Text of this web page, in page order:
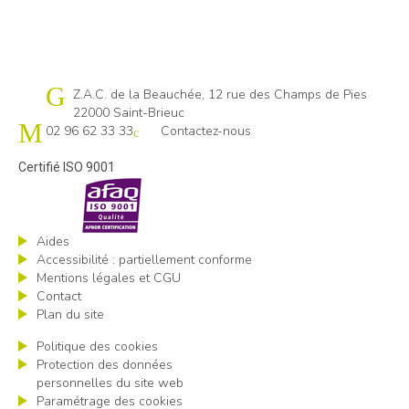
Cap emploi 22
Z.A.C. de la Beauchée, 12 rue des Champs de Pies
22000 Saint-Brieuc
02 96 62 33 33
Contactez-nous
Certifié ISO 9001
Aides
Accessibilité : partiellement conforme
Mentions légales et CGU
Contact
Plan du site
Politique des cookies
Protection des données
personnelles du site web
Paramétrage des cookies